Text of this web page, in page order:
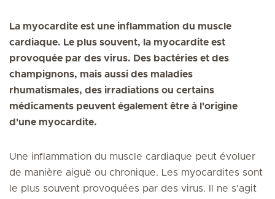
La myocardite est une inflammation du muscle
cardiaque. Le plus souvent, la myocardite est
provoquée par des virus. Des bactéries et des
champignons, mais aussi des maladies
rhumatismales, des irradiations ou certains
médicaments peuvent également être à l'origine
d'une myocardite.
Une inflammation du muscle cardiaque peut évoluer
de manière aiguë ou chronique. Les myocardites sont
le plus souvent provoquées par des virus. Il ne s'agit